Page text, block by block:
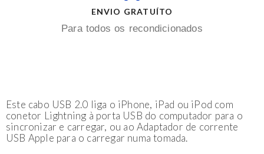
ENVIO GRATUÍTO
Para todos os recondicionados
Este cabo USB 2.0 liga o iPhone, iPad ou iPod com
conetor Lightning à porta USB do computador para o
sincronizar e carregar, ou ao Adaptador de corrente
USB Apple para o carregar numa tomada.